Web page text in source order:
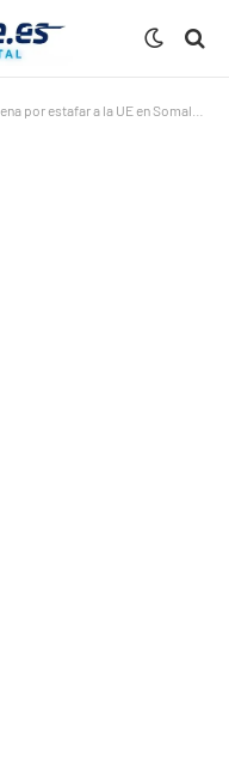
en Somalia: 3 claves del caso que también salpica al novio de Ayuso